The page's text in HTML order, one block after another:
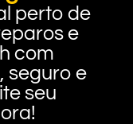
perto de
e
com
seguro e
seu